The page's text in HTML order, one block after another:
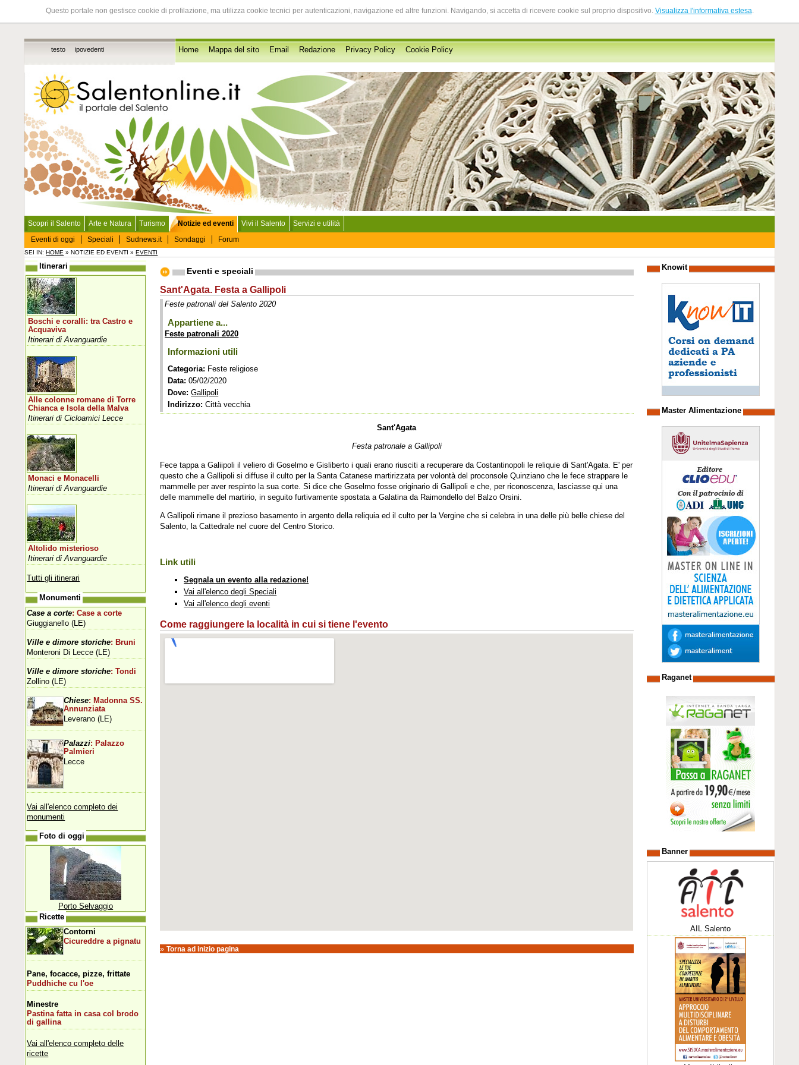
Questo portale non gestisce cookie di profilazione, ma utilizza cookie tecnici per autenticazioni, navigazione ed altre funzioni. Navigando, si accetta di ricevere cookie sul proprio dispositivo. Visualizza l'informativa estesa.
testo ipovedenti Home Mappa del sito Email Redazione Privacy Policy Cookie Policy
Scopri il Salento Arte e Natura Turismo
Notizie ed eventi
Eventi di oggi
Speciali Sudnews.it Sondaggi Forum
Vivi il Salento Servizi e utilità
SEI IN:HOME » NOTIZIE ED EVENTI »EVENTI
Eventi e speciali
Sant'Agata. Festa a Gallipoli
Feste patronali del Salento 2020
Appartiene a...
Feste patronali 2020
Informazioni utili
Categoria: Feste religiose
Data: 05/02/2020
Dove: Gallipoli
Indirizzo: Città vecchia
Sant'Agata
Festa patronale a Gallipoli
Fece tappa a Galiipoli il veliero di Goselmo e Gisliberto i quali erano riusciti a recuperare da Costantinopoli le reliquie di Sant'Agata. E' per
questo che a Gallipoli si diffuse il culto per la Santa Catanese martirizzata per volontà del proconsole Quinziano che le fece strappare le
mammelle per aver respinto la sua corte. Si dice che Goselmo fosse originario di Gallipoli e che, per riconoscenza, lasciasse qui una
delle mammelle del martirio, in seguito furtivamente spostata a Galatina da Raimondello del Balzo Orsini.
A Gallipoli rimane il prezioso basamento in argento della reliquia ed il culto per la Vergine che si celebra in una delle più belle chiese del
Salento, la Cattedrale nel cuore del Centro Storico.
Link utili
Segnala un evento alla redazione!
Vai all'elenco degli Speciali
Vai all'elenco degli eventi
Come raggiungere la località in cui si tiene l'evento
»Torna ad inizio pagina
Itinerari
Boschi e coralli: tra Castro e
Acquaviva
Itinerari di Avanguardie
Alle colonne romane di Torre
Chianca e Isola della Malva
Itinerari di Cicloamici Lecce
Monaci e Monacelli
Itinerari di Avanguardie
Altolido misterioso
Itinerari di Avanguardie
Tutti gli itinerari
Monumenti
Case a corte: Case a corte
Giuggianello (LE)
Ville e dimore storiche: Bruni
Monteroni Di Lecce (LE)
Ville e dimore storiche: Tondi
Zollino (LE)
Chiese: Madonna SS.
Annunziata
Leverano (LE)
Palazzi: Palazzo
Palmieri
Lecce
Vai all'elenco completo dei
monumenti
Foto di oggi
Porto Selvaggio
Ricette
Contorni
Cicureddre a pignatu
Pane, focacce, pizze, frittate
Puddhiche cu l'oe
Minestre
Pastina fatta in casa col brodo
di gallina
Vai all'elenco completo delle
ricette
Knowit
Master Alimentazione
Raganet
Banner
AIL Salento